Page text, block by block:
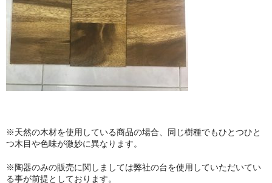
※天然の木材を使用している商品の場合、同じ樹種でもひとつひと
つ木目や色味が微妙に異なります。
※陶器のみの販売に関しましては弊社の台を使用していただいてい
る事が前提としております。